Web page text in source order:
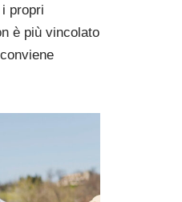
propri
è più vincolato